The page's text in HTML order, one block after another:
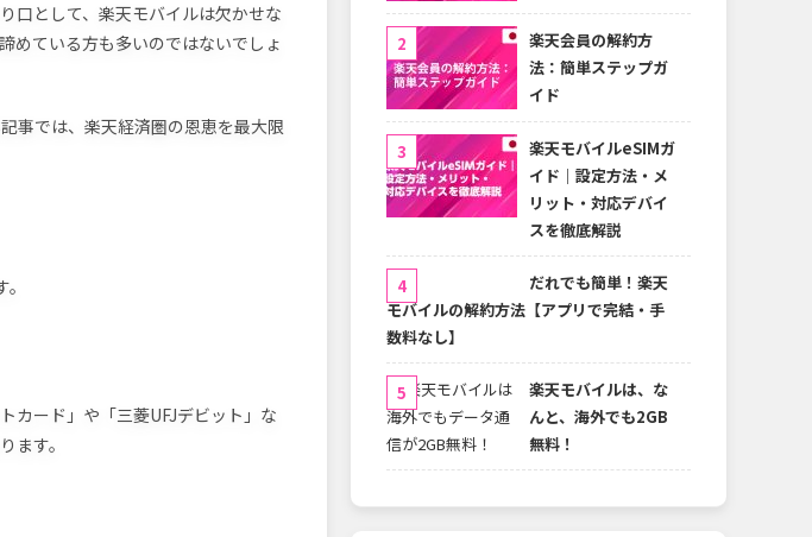
口として、楽天モバイルは欠かせな
めている方も多いのではないでしょ
事では、楽天経済圏の恩恵を最大限
カード」や「三菱UFJデビット」な
ます。
楽天会員の解約方
法：簡単ステップガ
イド
楽天モバイルeSIMガ
イド｜設定方法・メ
リット・対応デバイ
スを徹底解説
だれでも簡単！楽天
モバイルの解約方法【アプリで完結・手
数料なし】
楽天モバイルは、な
んと、海外でも2GB
無料！